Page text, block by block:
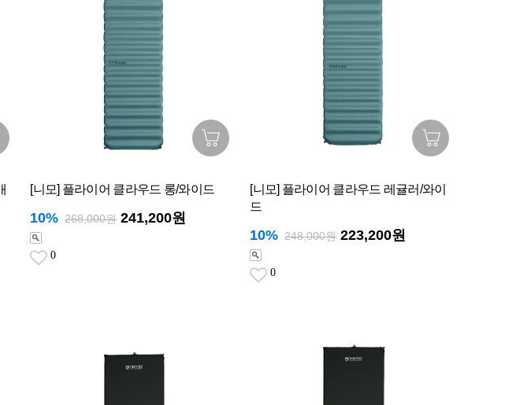
[니모] 플라이어 클라우드 롱/와이드
10% 268,000원 241,200원
0
[니모] 플라이어 클라우드 레귤러/와이
드
10% 248,000원 223,200원
0